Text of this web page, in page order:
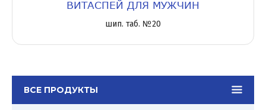
ВСЕ ПРОДУКТЫ
ВИТАСПЕЙ ДЛЯ МУЖЧИН
шип. таб. №20